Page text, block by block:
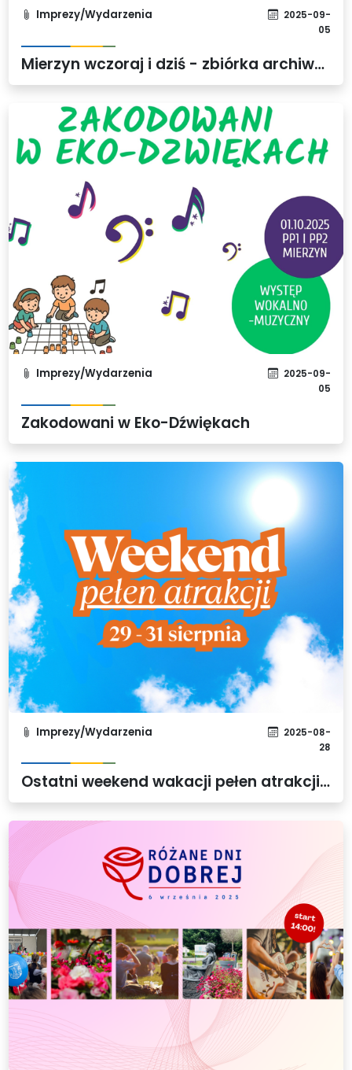
Imprezy/Wydarzenia
2025-09-
05
Mierzyn wczoraj i dziś - zbiórka archiwalnych zdjęć Mierzyna
Imprezy/Wydarzenia
2025-09-
05
Zakodowani w Eko-Dźwiękach
Imprezy/Wydarzenia
2025-08-
28
Ostatni weekend wakacji pełen atrakcji w Gminie Dobra!